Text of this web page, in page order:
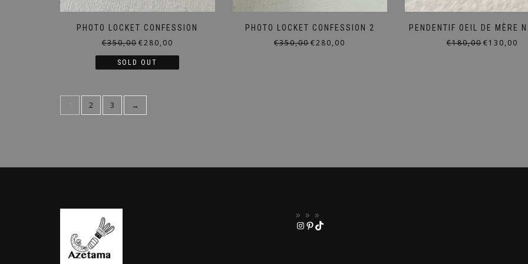
PHOTO LOCKET CONFESSION
€350,00 Le
prix
initial
€280,00
prix
SOLD OUT
PHOTO LOCKET CONFESSION 2
€350,00Le
€280,00
PENDENTIF OEIL DE MÈRE
€180,00 Le
€130,00
2 3 →